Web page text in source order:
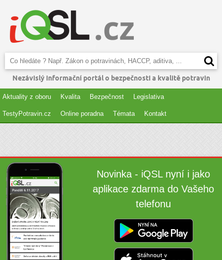
Nezávislý informační portál o bezpečnosti a kvalitě potravin
Aktuality z oboru Kvalita Bezpečnost Legislativa
TestyPotravin.cz Online poradna Témata Kontakt
Novinka - iQSL nyní i jako
aplikace zdarma do Vašeho
telefonu